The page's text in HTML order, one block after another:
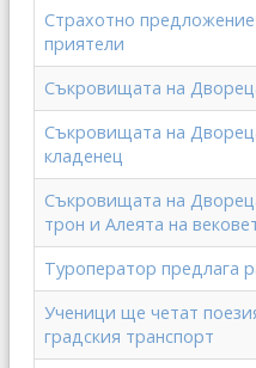
Страхотно предложение
приятели
Съкровищата на
Съкровищата на
кладенец
Съкровищата на
трон и Алеята на
Туроператор предлага
Ученици ще четат
градския транспорт